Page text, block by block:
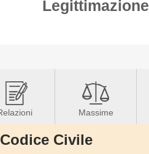
Legittimazione
Massime
Civile